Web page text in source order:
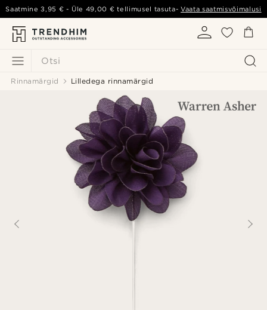
Otsi
Saatmine3,95 € - Üle 49,00 € tellimusel tasuta-Vaata saatmisvõimalusi
Rinnamärgid Lilledega rinnamärgid